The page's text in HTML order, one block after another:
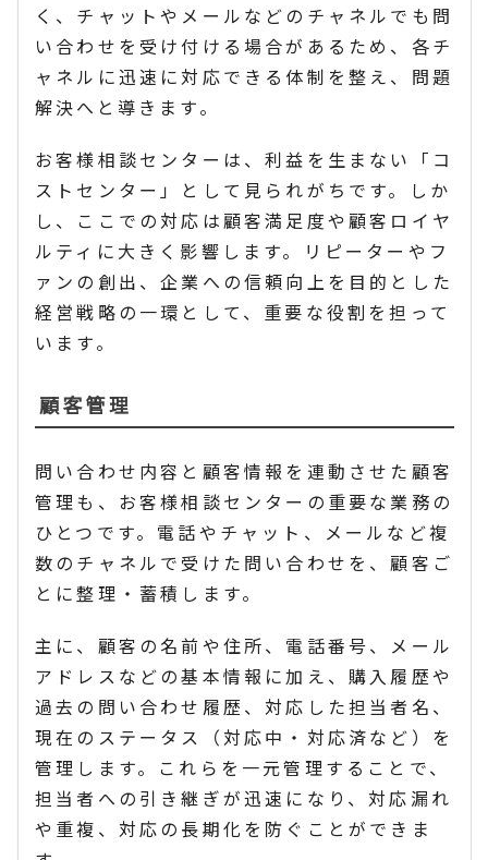
く、チャットやメールなどのチャネルでも問
い合わせを受け付ける場合があるため、各チ
ャネルに迅速に対応できる体制を整え、問題
解決へと導きます。
お客様相談センターは、利益を生まない「コ
ストセンター」として見られがちです。しか
し、ここでの対応は顧客満足度や顧客ロイヤ
ルティに大きく影響します。リピーターやフ
ァンの創出、企業への信頼向上を目的とした
経営戦略の一環として、重要な役割を担って
います。
顧客管理
問い合わせ内容と顧客情報を連動させた顧客
管理も、お客様相談センターの重要な業務の
ひとつです。電話やチャット、メールなど複
数のチャネルで受けた問い合わせを、顧客ご
とに整理・蓄積します。
主に、顧客の名前や住所、電話番号、メール
アドレスなどの基本情報に加え、購入履歴や
過去の問い合わせ履歴、対応した担当者名、
現在のステータス（対応中・対応済など）を
管理します。これらを一元管理することで、
担当者への引き継ぎが迅速になり、対応漏れ
や重複、対応の長期化を防ぐことができま